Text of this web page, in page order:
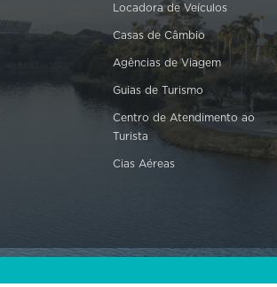
Locadora de Veículos
Casas de Câmbio
Agências de Viagem
Guias de Turismo
Centro de Atendimento ao
Turista
Cias Aéreas